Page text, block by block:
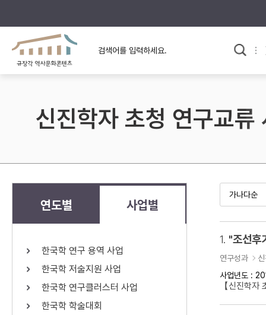
규장각의 어제와 오늘
규장각 소개영상
사료와 문학으로 본
고대
고려
조선 후기
근대
검색 연산자 사용안내
연산자
AND
신진학자 초청 연구교류
연도별 사업별
한국학 연구 용역 사업
한국학 저술지원 사업
한국학 연구클러스터 사업
한국학 학술대회
1.
연구성과
사업년도 :
【신진학